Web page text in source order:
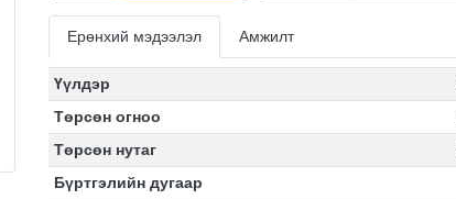
Ерөнхий мэдээлэл Амжилт
Үүлдэр
Төрсөн огноо
Төрсөн нутаг
Бүртгэлийн дугаар